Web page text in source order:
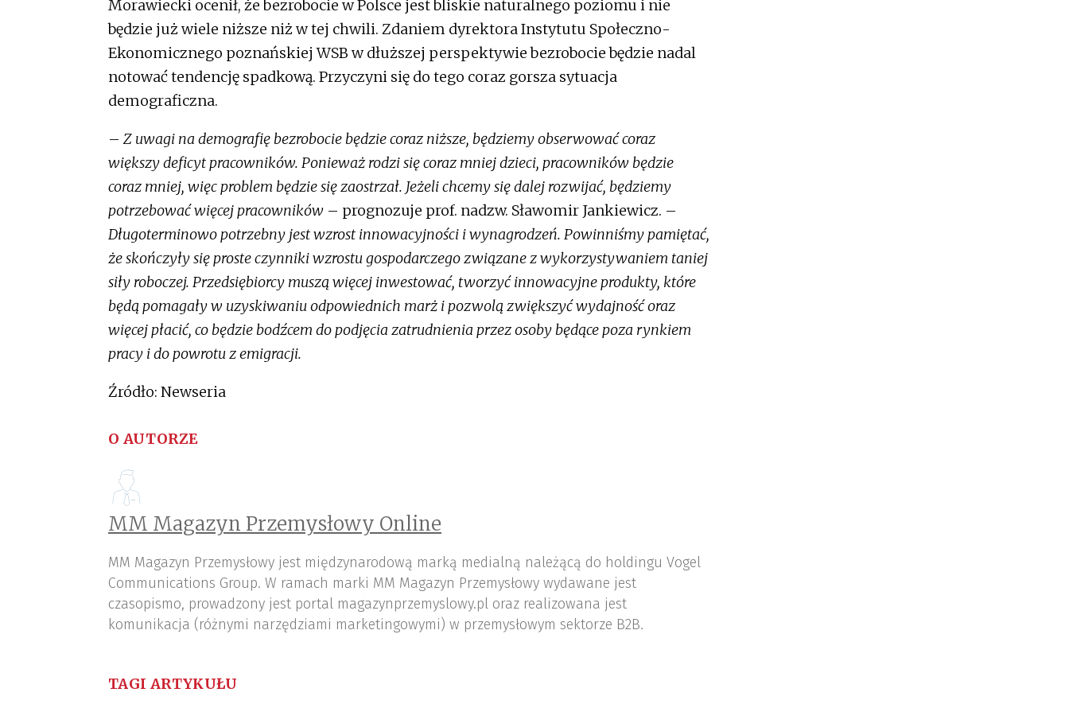
Morawiecki ocenił, że bezrobocie w Polsce jest bliskie naturalnego poziomu i nie
będzie już wiele niższe niż w tej chwili. Zdaniem dyrektora Instytutu Społeczno-
Ekonomicznego poznańskiej WSB w dłuższej perspektywie bezrobocie będzie nadal
notować tendencję spadkową. Przyczyni się do tego coraz gorsza sytuacja
demograficzna.
– Z uwagi na demografię bezrobocie będzie coraz niższe, będziemy obserwować coraz
większy deficyt pracowników. Ponieważ rodzi się coraz mniej dzieci, pracowników będzie
coraz mniej, więc problem będzie się zaostrzał. Jeżeli chcemy się dalej rozwijać, będziemy
potrzebować więcej pracowników – prognozuje prof. nadzw. Sławomir Jankiewicz. –
Długoterminowo potrzebny jest wzrost innowacyjności i wynagrodzeń. Powinniśmy pamiętać,
że skończyły się proste czynniki wzrostu gospodarczego związane z wykorzystywaniem taniej
siły roboczej. Przedsiębiorcy muszą więcej inwestować, tworzyć innowacyjne produkty, które
będą pomagały w uzyskiwaniu odpowiednich marż i pozwolą zwiększyć wydajność oraz
więcej płacić, co będzie bodźcem do podjęcia zatrudnienia przez osoby będące poza rynkiem
pracy i do powrotu z emigracji.
Źródło: Newseria
O AUTORZE
MM Magazyn Przemysłowy Online
MM Magazyn Przemysłowy jest międzynarodową marką medialną należącą do holdingu Vogel
Communications Group. W ramach marki MM Magazyn Przemysłowy wydawane jest
czasopismo, prowadzony jest portal magazynprzemyslowy.pl oraz realizowana jest
komunikacja (różnymi narzędziami marketingowymi) w przemysłowym sektorze B2B.
TAGI ARTYKUŁU